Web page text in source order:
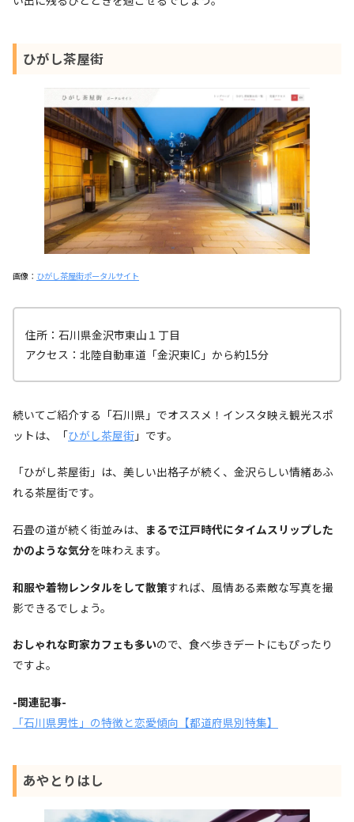
ひがし茶屋街
画像： ひがし茶屋街ポータルサイト
住所：石川県金沢市東山１丁目
アクセス：北陸自動車道「金沢東IC」から約15分
続いてご紹介する「石川県」でオススメ！インスタ映え観光スポ
ットは、「ひがし茶屋街 」です。
「ひがし茶屋街」は、美しい出格子が続く、金沢らしい情緒あふ
れる茶屋街です。
石畳の道が続く街並みは、 まるで江戸時代にタイムスリップした
かのような気分を味わえます。
和服や着物レンタルをして散策すれば、風情ある素敵な写真を撮
影できるでしょう。
おしゃれな町家カフェも多いので、食べ歩きデートにもぴったり
ですよ。
-関連記事-
「石川県男性」の特徴と恋愛傾向【都道府県別特集】
あやとりはし